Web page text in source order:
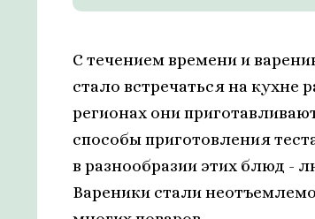
С течением времени и
стало встречаться на кухне
регионах они
способы приготовления
в разнообразии этих блюд -
Вареники стали